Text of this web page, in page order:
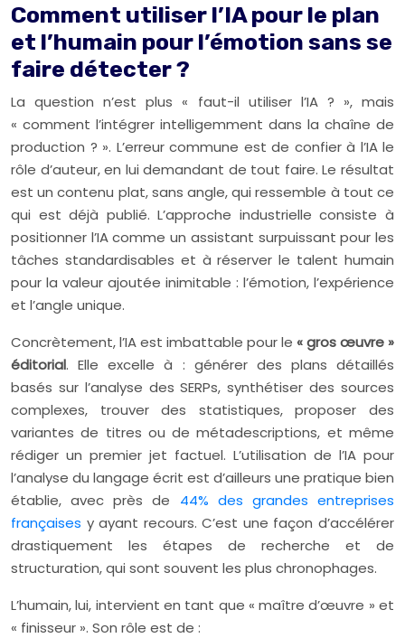
Comment utiliser l’IA pour le plan
et l’humain pour l’émotion sans se
faire détecter ?
La question n’est plus « faut-il utiliser l’IA ? », mais
« comment l’intégrer intelligemment dans la chaîne de
production ? ». L’erreur commune est de confier à l’IA le
rôle d’auteur, en lui demandant de tout faire. Le résultat
est un contenu plat, sans angle, qui ressemble à tout ce
qui est déjà publié. L’approche industrielle consiste à
positionner l’IA comme un assistant surpuissant pour les
tâches standardisables et à réserver le talent humain
pour la valeur ajoutée inimitable : l’émotion, l’expérience
et l’angle unique.
Concrètement, l’IA est imbattable pour le « gros œuvre »
éditorial. Elle excelle à : générer des plans détaillés
basés sur l’analyse des SERPs, synthétiser des sources
complexes, trouver des statistiques, proposer des
variantes de titres ou de métadescriptions, et même
rédiger un premier jet factuel. L’utilisation de l’IA pour
l’analyse du langage écrit est d’ailleurs une pratique bien
établie, avec près de 44% des grandes entreprises
françaises y ayant recours. C’est une façon d’accélérer
drastiquement les étapes de recherche et de
structuration, qui sont souvent les plus chronophages.
L’humain, lui, intervient en tant que « maître d’œuvre » et
« finisseur ». Son rôle est de :